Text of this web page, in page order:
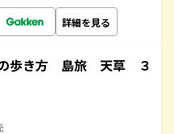
詳細を見る
歩き方 島旅 天草 ３